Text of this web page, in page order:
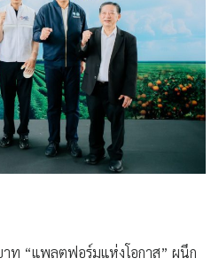
ท “แพลตฟอร์มแห่งโอกาส” ผนึก